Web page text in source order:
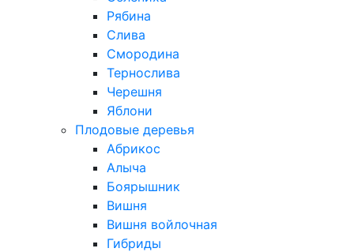
Рябина
Слива
Смородина
Тернослива
Черешня
Яблони
Плодовые деревья
Абрикос
Алыча
Боярышник
Вишня
Вишня войлочная
Гибриды